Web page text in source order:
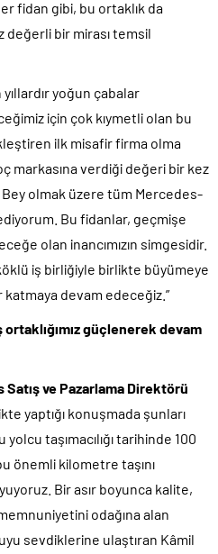
fidan gibi, bu ortaklık da
değerli bir mirası temsil
yoğun çabalar
için çok kıymetli olan bu
ilk misafir firma olma
markasına verdiği değeri bir kez
olmak üzere tüm Mercedes-
Bu fidanlar, geçmişe
olan inancımızın simgesidir.
iş birliğiyle birlikte büyümeye
katmaya devam edeceğiz.”
ortaklığımız güçlenerek devam
ve Pazarlama Direktörü
yaptığı konuşmada şunları
taşımacılığı tarihinde 100
önemli kilometre taşını
Bir asır boyunca kalite,
odağına alan
sevdiklerine ulaştıran Kâmil